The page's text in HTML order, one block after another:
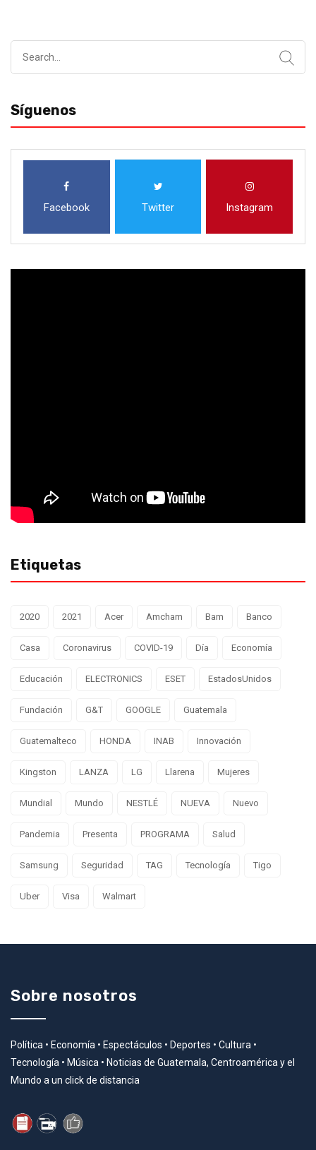
Síguenos
Facebook Twitter Instagram
Etiquetas
2020 2021 Acer Amcham Bam Banco
Casa Coronavirus COVID-19 Día Economía
Educación ELECTRONICS ESET EstadosUnidos
Fundación G&T GOOGLE Guatemala
Guatemalteco HONDA INAB Innovación
Kingston LANZA LG Llarena Mujeres
Mundial Mundo NESTLÉ NUEVA Nuevo
Pandemia Presenta PROGRAMA Salud
Samsung Seguridad TAG Tecnología Tigo
Uber Visa Walmart
Sobre nosotros
Política • Economía • Espectáculos • Deportes • Cultura •
Tecnología • Música • Noticias de Guatemala, Centroamérica y el
Mundo a un click de distancia